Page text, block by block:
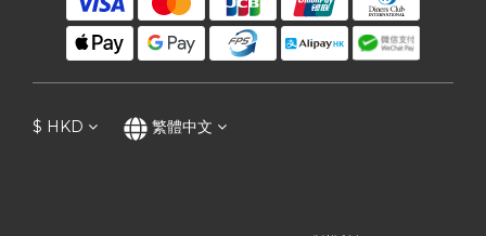
$ HKD 繁體中文